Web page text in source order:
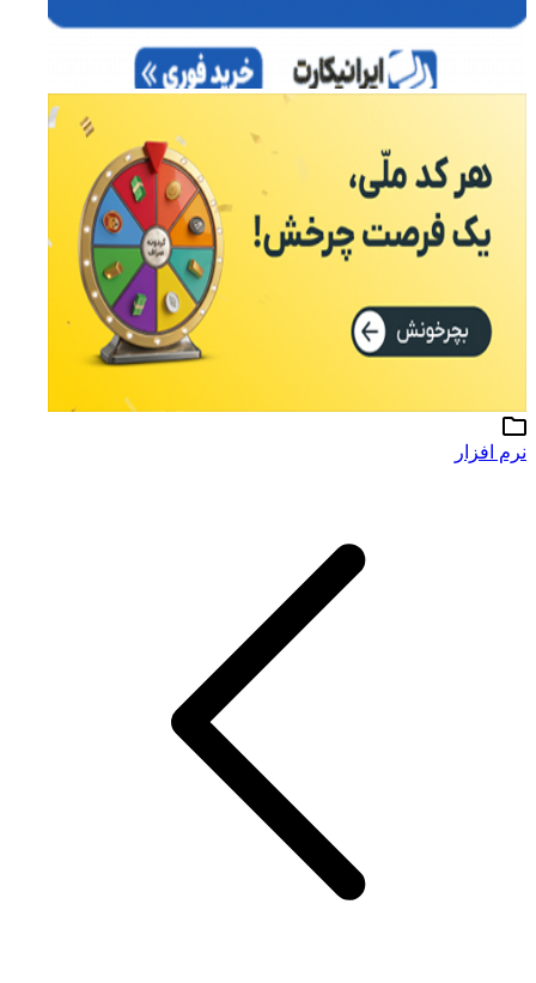
نرم افزار